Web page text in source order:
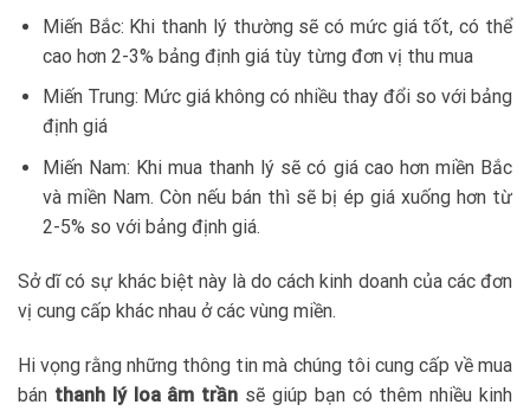
Miến Bắc: Khi thanh lý thường sẽ có mức giá tốt, có thể
cao hơn 2-3% bảng định giá tùy từng đơn vị thu mua
Miến Trung: Mức giá không có nhiều thay đổi so với bảng
định giá
Miến Nam: Khi mua thanh lý sẽ có giá cao hơn miền Bắc
và miền Nam. Còn nếu bán thì sẽ bị ép giá xuống hơn từ
2-5% so với bảng định giá.
Sở dĩ có sự khác biệt này là do cách kinh doanh của các đơn
vị cung cấp khác nhau ở các vùng miền.
Hi vọng rằng những thông tin mà chúng tôi cung cấp về mua
bán thanh lý loa âm trần sẽ giúp bạn có thêm nhiều kinh